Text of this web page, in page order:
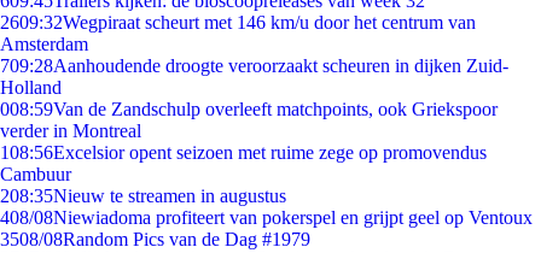
2609:32Wegpiraat scheurt met 146 km/u door het centrum van
Amsterdam
709:28Aanhoudende droogte veroorzaakt scheuren in dijken Zuid-
Holland
008:59Van de Zandschulp overleeft matchpoints, ook Griekspoor
verder in Montreal
108:56Excelsior opent seizoen met ruime zege op promovendus
Cambuur
208:35Nieuw te streamen in augustus
408/08Niewiadoma profiteert van pokerspel en grijpt geel op Ventoux
3508/08Random Pics van de Dag #1979